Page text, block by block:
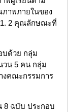
าพภายในของ
1. 2 คุณลักษณะที่
บด้วย กลุ่ม
วน 5 คน กลุ่ม
งคณะกรรมการ
8 ฉบับ ประกอบ